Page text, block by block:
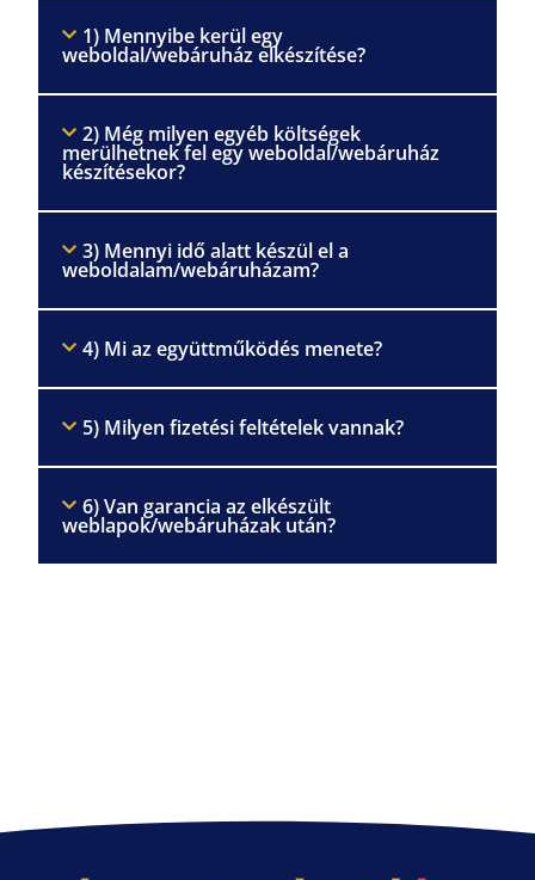
1) Mennyibe kerül egy
weboldal/webáruház elkészítése?
2) Még milyen egyéb költségek
merülhetnek fel egy weboldal/webáruház
készítésekor?
3) Mennyi idő alatt készül el a
weboldalam/webáruházam?
4) Mi az együttműködés menete?
5) Milyen fizetési feltételek vannak?
6) Van garancia az elkészült
weblapok/webáruházak után?